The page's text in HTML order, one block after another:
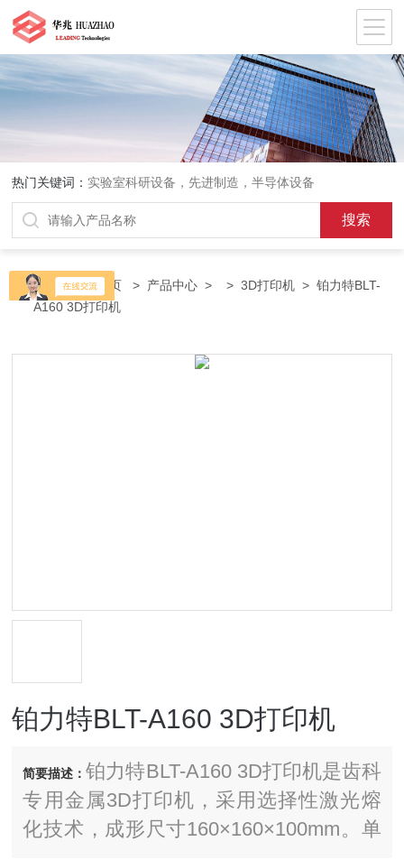
热门关键词： 实验室科研设备，先进制造，半导体设备
当前位置：首页 > 产品中心 > >3D打印机 > 铂力特BLT-
A160 3D打印机
铂力特BLT-A160 3D打印机
简要描述：铂力特BLT-A160 3D打印机是齿科
专用金属3D打印机，采用选择性激光熔
化技术，成形尺寸160×160×100mm。单